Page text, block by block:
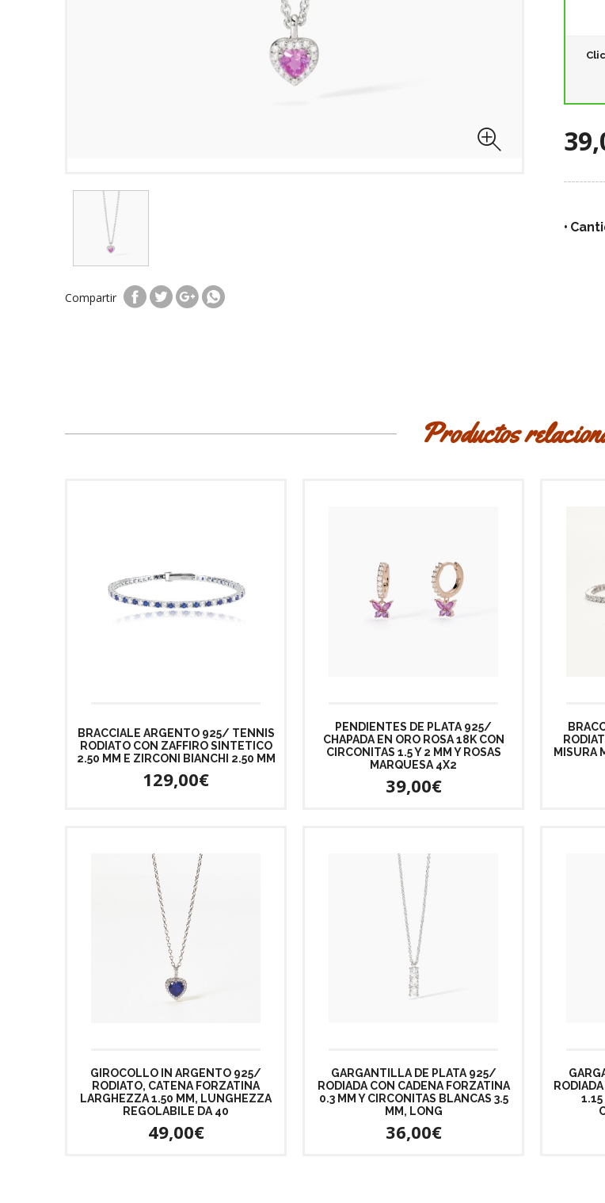
Compartir
Productos
BRACCIALE ARGENTO 925/ TENNIS
RODIATO CON ZAFFIRO SINTETICO
2.50 MM E ZIRCONI BIANCHI 2.50 MM
129,00€
PENDIENTES DE PLATA 925/
CHAPADA EN ORO ROSA 18K CON
CIRCONITAS 1.5 Y 2 MM Y ROSAS
MARQUESA 4X2
39,00€
MISURA
GIROCOLLO IN ARGENTO 925/
RODIATO, CATENA FORZATINA
LARGHEZZA 1.50 MM, LUNGHEZZA
REGOLABILE DA 40
49,00€
GARGANTILLA DE PLATA 925/
RODIADA CON CADENA FORZATINA
0.3 MM Y CIRCONITAS BLANCAS 3.5
MM, LONG
36,00€
1.15